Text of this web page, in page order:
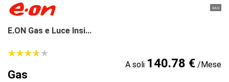
GAS
E.ON Gas e Luce Insi...
★★★★★
★★★★★
Gas
A soli 140.78 €/Mese